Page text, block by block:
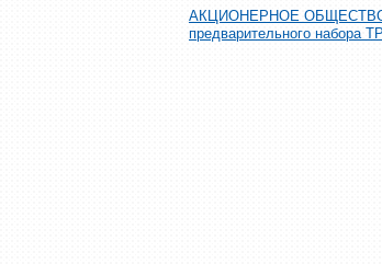
АКЦИОНЕРНОЕ ОБЩЕСТВО
предварительного набора